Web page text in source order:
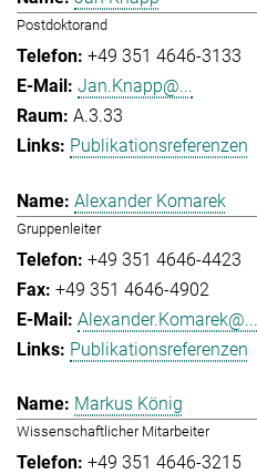
Postdoktorand
+49 351 4646-3133
Jan.Knapp@...
A.3.33
Publikationsreferenzen
Alexander Komarek
Gruppenleiter
+49 351 4646-4423
+49 351 4646-4902
Alexander.Komarek@...
Publikationsreferenzen
Markus König
Wissenschaftlicher Mitarbeiter
+49 351 4646-3215